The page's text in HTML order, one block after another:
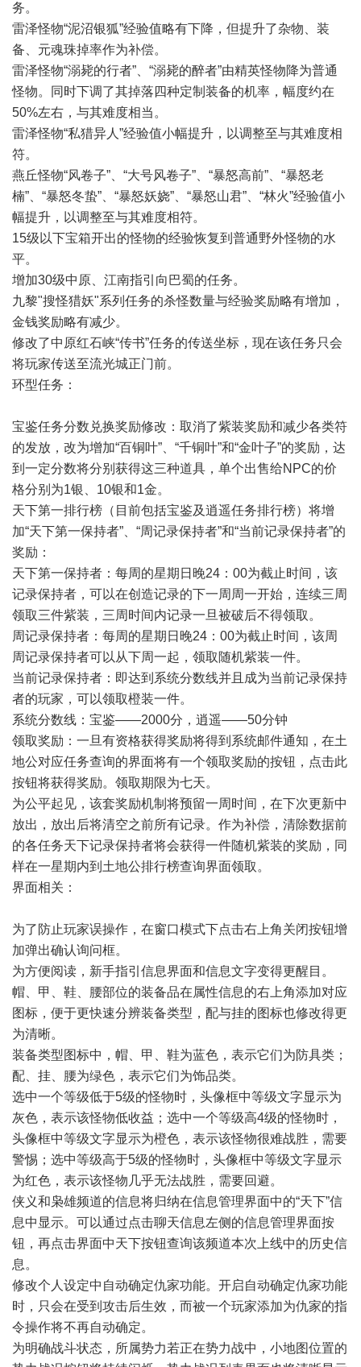
务。
雷泽怪物“泥沼银狐”经验值略有下降，但提升了杂物、装
备、元魂珠掉率作为补偿。
雷泽怪物“溺毙的行者”、“溺毙的醉者”由精英怪物降为普通
怪物。同时下调了其掉落四种定制装备的机率，幅度约在
50%左右，与其难度相当。
雷泽怪物“私猎异人”经验值小幅提升，以调整至与其难度相
符。
燕丘怪物“风卷子”、“大号风卷子”、“暴怒高前”、“暴怒老
楠”、“暴怒冬蛰”、“暴怒妖娆”、“暴怒山君”、“林火”经验值小
幅提升，以调整至与其难度相符。
15级以下宝箱开出的怪物的经验恢复到普通野外怪物的水
平。
增加30级中原、江南指引向巴蜀的任务。
九黎"搜怪猎妖"系列任务的杀怪数量与经验奖励略有增加，
金钱奖励略有减少。
修改了中原红石峡“传书”任务的传送坐标，现在该任务只会
将玩家传送至流光城正门前。
环型任务：
宝鉴任务分数兑换奖励修改：取消了紫装奖励和减少各类符
的发放，改为增加“百铜叶”、“千铜叶”和“金叶子”的奖励，达
到一定分数将分别获得这三种道具，单个出售给NPC的价
格分别为1银、10银和1金。
天下第一排行榜（目前包括宝鉴及逍遥任务排行榜）将增
加“天下第一保持者”、“周记录保持者”和“当前记录保持者”的
奖励：
天下第一保持者：每周的星期日晚24：00为截止时间，该
记录保持者，可以在创造记录的下一周周一开始，连续三周
领取三件紫装，三周时间内记录一旦被破后不得领取。
周记录保持者：每周的星期日晚24：00为截止时间，该周
周记录保持者可以从下周一起，领取随机紫装一件。
当前记录保持者：即达到系统分数线并且成为当前记录保持
者的玩家，可以领取橙装一件。
系统分数线：宝鉴——2000分，逍遥——50分钟
领取奖励：一旦有资格获得奖励将得到系统邮件通知，在土
地公对应任务查询的界面将有一个领取奖励的按钮，点击此
按钮将获得奖励。领取期限为七天。
为公平起见，该套奖励机制将预留一周时间，在下次更新中
放出，放出后将清空之前所有记录。作为补偿，清除数据前
的各任务天下记录保持者将会获得一件随机紫装的奖励，同
样在一星期内到土地公排行榜查询界面领取。
界面相关：
为了防止玩家误操作，在窗口模式下点击右上角关闭按钮增
加弹出确认询问框。
为方便阅读，新手指引信息界面和信息文字变得更醒目。
帽、甲、鞋、腰部位的装备品在属性信息的右上角添加对应
图标，便于更快速分辨装备类型，配与挂的图标也修改得更
为清晰。
装备类型图标中，帽、甲、鞋为蓝色，表示它们为防具类；
配、挂、腰为绿色，表示它们为饰品类。
选中一个等级低于5级的怪物时，头像框中等级文字显示为
灰色，表示该怪物低收益；选中一个等级高4级的怪物时，
头像框中等级文字显示为橙色，表示该怪物很难战胜，需要
警惕；选中等级高于5级的怪物时，头像框中等级文字显示
为红色，表示该怪物几乎无法战胜，需要回避。
侠义和枭雄频道的信息将归纳在信息管理界面中的“天下”信
息中显示。可以通过点击聊天信息左侧的信息管理界面按
钮，再点击界面中天下按钮查询该频道本次上线中的历史信
息。
修改个人设定中自动确定仇家功能。开启自动确定仇家功能
时，只会在受到攻击后生效，而被一个玩家添加为仇家的指
令操作将不再自动确定。
为明确战斗状态，所属势力若正在势力战中，小地图位置的